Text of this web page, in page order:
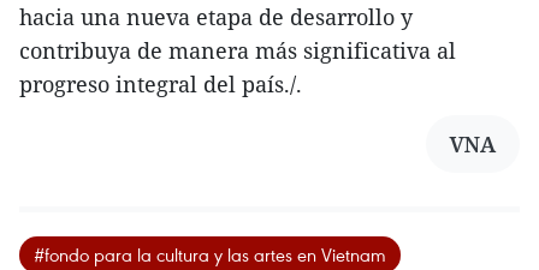
hacia una nueva etapa de desarrollo y
contribuya de manera más significativa al
progreso integral del país./.
VNA
#fondo para la cultura y las artes en Vietnam